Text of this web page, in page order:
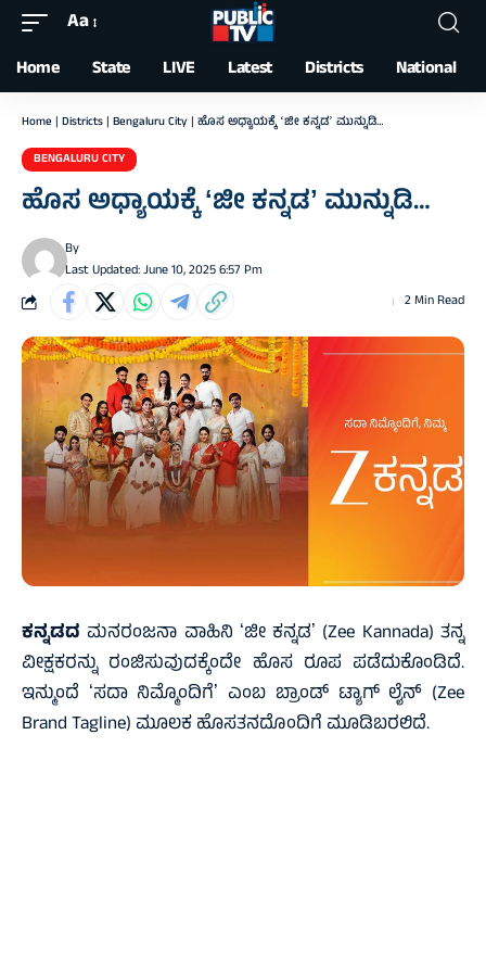
Font
Resizer
Aa
Home State LIVE Latest Districts National
Home | Districts | Bengaluru City | ಹೊಸ ಅಧ್ಯಾಯಕ್ಕೆ ʻಜೀ ಕನ್ನಡʼ ಮುನ್ನುಡಿ…
BENGALURU CITY
ಹೊಸ ಅಧ್ಯಾಯಕ್ಕೆ ʻಜೀ ಕನ್ನಡʼ ಮುನ್ನುಡಿ…
Last Updated: June 10, 2025 6:57 Pm
By
2 Min Read
ಕನ್ನಡದ ಮನರಂಜನಾ ವಾಹಿನಿ ʻಜೀ ಕನ್ನಡʼ (Zee Kannada) ತನ್ನ
ವೀಕ್ಷಕರನ್ನು ರಂಜಿಸುವುದಕ್ಕೆಂದೇ ಹೊಸ ರೂಪ ಪಡೆದುಕೊಂಡಿದೆ.
ಇನ್ಮುಂದೆ ʻಸದಾ ನಿಮ್ಮೊಂದಿಗೆʼ ಎಂಬ ಬ್ರಾಂಡ್ ಟ್ಯಾಗ್ ಲೈನ್‌ (Zee
Brand Tagline) ಮೂಲಕ ಹೊಸತನದೊಂದಿಗೆ ಮೂಡಿಬರಲಿದೆ.